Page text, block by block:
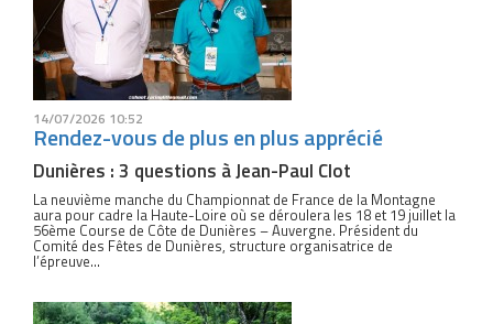
14/07/2026 10:52
Rendez-vous de plus en plus apprécié
Dunières : 3 questions à Jean-Paul Clot
La neuvième manche du Championnat de France de la Montagne
aura pour cadre la Haute-Loire où se déroulera les 18 et 19 juillet la
56ème Course de Côte de Dunières – Auvergne. Président du
Comité des Fêtes de Dunières, structure organisatrice de
l’épreuve...